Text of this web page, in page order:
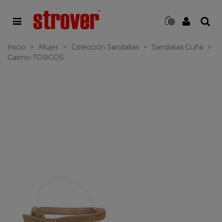
0
Inicio > Mujer > Colección Sandalias > Sandalias Cuña
>
Gaimo-TORGOS